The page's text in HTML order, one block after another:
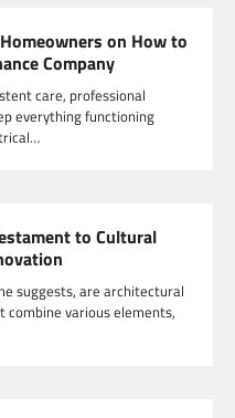
on How to
Company
care, professional
everything functioning
to Cultural
suggests, are architectural
various elements,